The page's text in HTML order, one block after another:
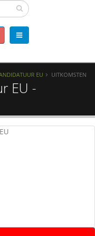
EU UITKOMSTEN
EU -